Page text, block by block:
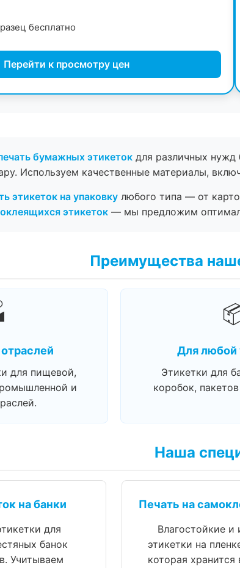
бесплатно
Перейти к просмотру цен
бумажных этикеток для различных нужд
Используем качественные материалы,
этикеток на упаковку любого типа — от
этикеток — мы предложим
Преимущества
для пищевой,
и
Для любой
Этикетки для
коробок,
Наша
на банки
для
банок
Учитываем
Печать на
Влагостойкие и
этикетки на
которая хранится